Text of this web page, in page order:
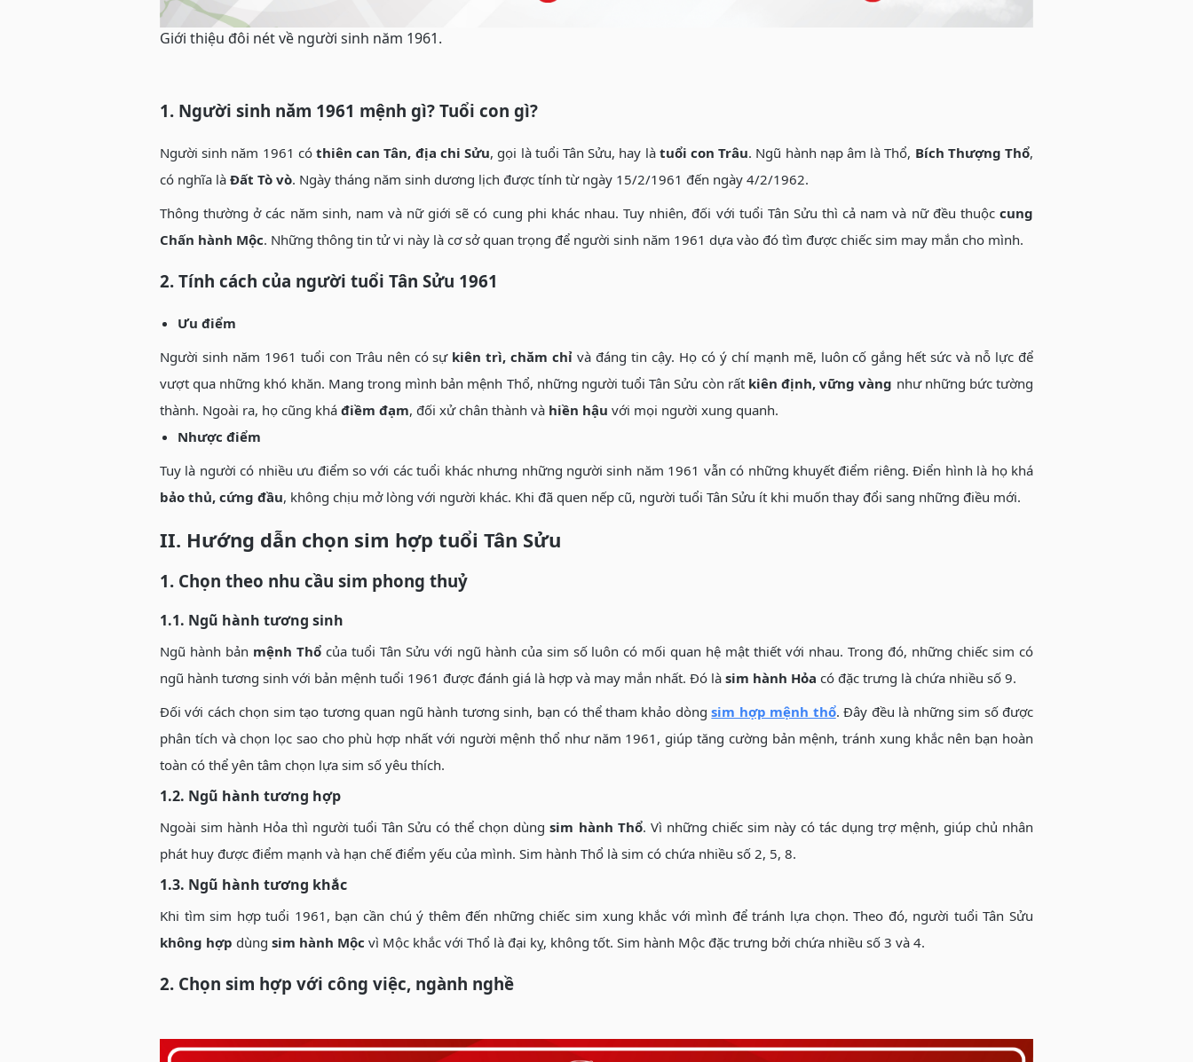
Giới thiệu đôi nét về người sinh năm 1961.
1. Người sinh năm 1961 mệnh gì? Tuổi con gì?
Người sinh năm 1961 cóthiên can Tân, địa chi Sửu, gọi là tuổi Tân Sửu, hay là tuổi con Trâu. Ngũ hành nạp âm là Thổ, Bích Thượng Thổ,
có nghĩa là Đất Tò vò. Ngày tháng năm sinh dương lịch được tính từ ngày 15/2/1961 đến ngày 4/2/1962.
Thông thường ở các năm sinh, nam và nữ giới sẽ có cung phi khác nhau. Tuy nhiên, đối với tuổi Tân Sửu thì cả nam và nữ đều thuộc cung
Chấn hành Mộc. Những thông tin tử vi này là cơ sở quan trọng để người sinh năm 1961 dựa vào đó tìm được chiếc sim may mắn cho mình.
2. Tính cách của người tuổi Tân Sửu 1961
Ưu điểm
Người sinh năm 1961 tuổi con Trâu nên có sự kiên trì, chăm chỉ và đáng tin cậy. Họ có ý chí mạnh mẽ, luôn cố gắng hết sức và nỗ lực để
vượt qua những khó khăn. Mang trong mình bản mệnh Thổ, những người tuổi Tân Sửu còn rất kiên định, vững vàng như những bức tường
thành. Ngoài ra, họ cũng khá điềm đạm, đối xử chân thành và hiền hậu với mọi người xung quanh.
Nhược điểm
Tuy là người có nhiều ưu điểm so với các tuổi khác nhưng những người sinh năm 1961 vẫn có những khuyết điểm riêng. Điển hình là họ khá
bảo thủ, cứng đầu, không chịu mở lòng với người khác. Khi đã quen nếp cũ, người tuổi Tân Sửu ít khi muốn thay đổi sang những điều mới.
II. Hướng dẫn chọn sim hợp tuổi Tân Sửu
1. Chọn theo nhu cầu sim phong thuỷ
1.1. Ngũ hành tương sinh
Ngũ hành bản mệnh Thổcủa tuổi Tân Sửu với ngũ hành của sim số luôn có mối quan hệ mật thiết với nhau. Trong đó, những chiếc sim có
ngũ hành tương sinh với bản mệnh tuổi 1961 được đánh giá là hợp và may mắn nhất. Đó là sim hành Hỏa có đặc trưng là chứa nhiều số 9.
Đối với cách chọn sim tạo tương quan ngũ hành tương sinh, bạn có thể tham khảo dòngsim hợp mệnh thổ. Đây đều là những sim số được
phân tích và chọn lọc sao cho phù hợp nhất với người mệnh thổ như năm 1961, giúp tăng cường bản mệnh, tránh xung khắc nên bạn hoàn
toàn có thể yên tâm chọn lựa sim số yêu thích.
1.2. Ngũ hành tương hợp
Ngoài sim hành Hỏa thì người tuổi Tân Sửu có thể chọn dùngsim hành Thổ. Vì những chiếc sim này có tác dụng trợ mệnh, giúp chủ nhân
phát huy được điểm mạnh và hạn chế điểm yếu của mình. Sim hành Thổ là sim có chứa nhiều số 2, 5, 8.
1.3. Ngũ hành tương khắc
Khi tìm sim hợp tuổi 1961, bạn cần chú ý thêm đến những chiếc sim xung khắc với mình để tránh lựa chọn. Theo đó, người tuổi Tân Sửu
không hợp dùng sim hành Mộc vì Mộc khắc với Thổ là đại kỵ, không tốt. Sim hành Mộc đặc trưng bởi chứa nhiều số 3 và 4.
2. Chọn sim hợp với công việc, ngành nghề